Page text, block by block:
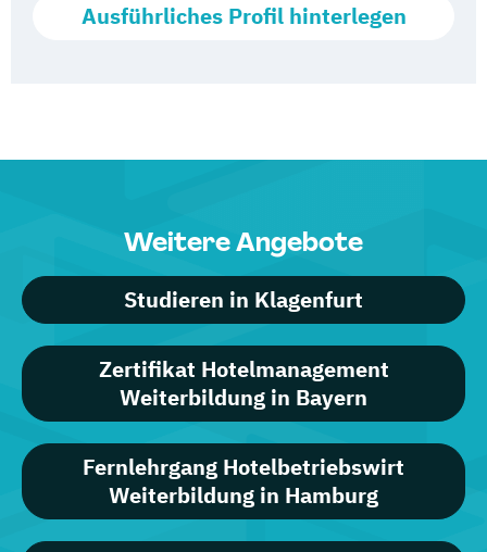
Ausführliches Profil hinterlegen
Weitere Angebote
Studieren in Klagenfurt
Zertifikat Hotelmanagement
Weiterbildung in Bayern
Fernlehrgang Hotelbetriebswirt
Weiterbildung in Hamburg